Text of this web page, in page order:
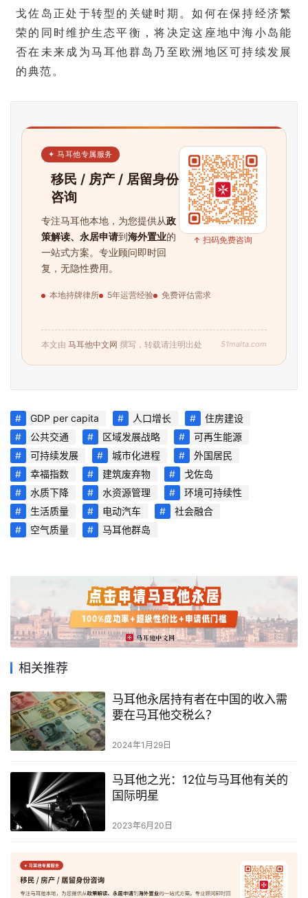
耳
他
移
民
教
戈佐岛正处于转型的关键时期。如何在保持经济繁
荣的同时维护生态平衡，将决定这座地中海小岛能
否在未来成为马耳他群岛乃至欧洲地区可持续发展
的典范。
✦ 马耳他专属服务
移民 / 房产 / 居留身份
咨询
专注马耳他本地，为您提供从政
策解读、永居申请到海外置业的
一站式方案。专业顾问即时回
复，无隐性费用。
本地持牌律所 5年运营经验 免费评估需求
↑ 扫码免费咨询
本文由 马耳他中文网 撰写，转载请注明出处 51malta.com
GDP per capita 人口增长
住房建设
公共交通
区域发展战略
可再生能源
可持续发展
城市化进程
外国居民
幸福指数
建筑废弃物
戈佐岛
水质下降
水资源管理
环境可持续性
生活质量
电动汽车
社会融合
空气质量
马耳他群岛
相关推荐
马耳他永居持有者在中国的收入需
要在马耳他交税么？
2024年1月29日
马耳他之光：12位与马耳他有关的
国际明星
2023年6月20日